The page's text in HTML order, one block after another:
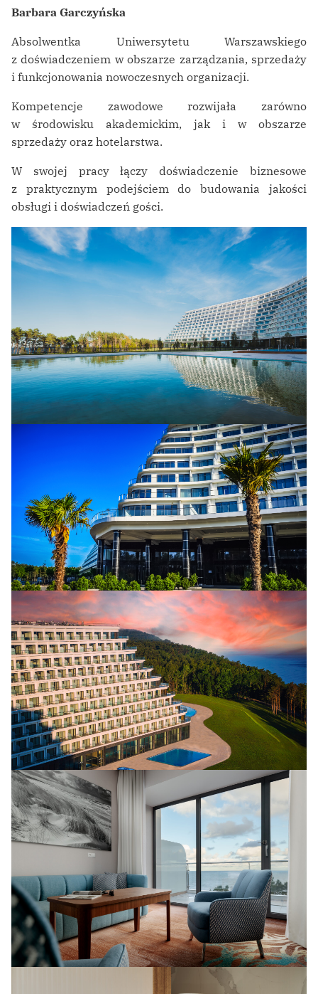
Barbara Garczyńska
Absolwentka Uniwersytetu Warszawskiego
z doświadczeniem w obszarze zarządzania, sprzedaży
i funkcjonowania nowoczesnych organizacji.
Kompetencje zawodowe rozwijała zarówno
w środowisku akademickim, jak i w obszarze
sprzedaży oraz hotelarstwa.
W swojej pracy łączy doświadczenie biznesowe
z praktycznym podejściem do budowania jakości
obsługi i doświadczeń gości.